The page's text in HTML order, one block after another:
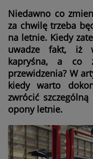
Niedawno co
za chwilę trzeba
na letnie. Kiedy
uwadze fakt, iż
kapryśna, a co
przewidzenia? W
kiedy warto
zwrócić
opony letnie.